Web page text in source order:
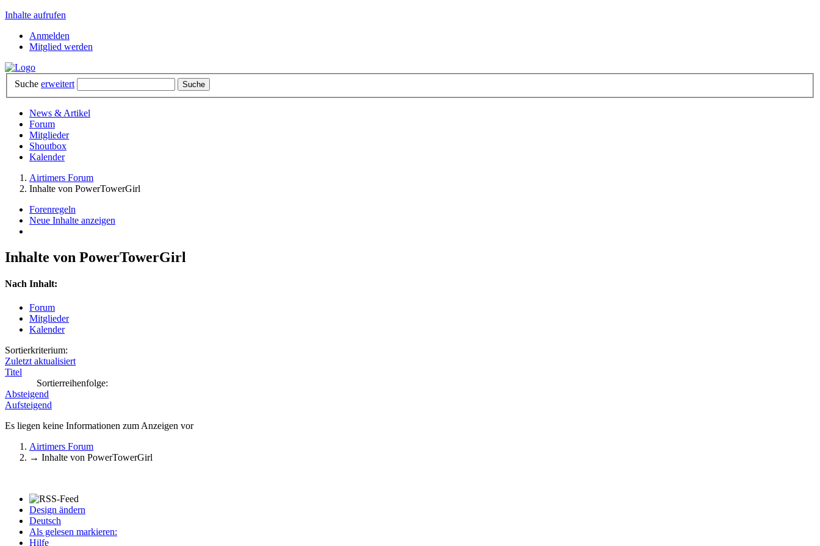
Inhalte aufrufen
Anmelden
Mitglied werden
Suche erweitert
News & Artikel
Forum
Mitglieder
Shoutbox
Kalender
Airtimers Forum
Inhalte von PowerTowerGirl
Forenregeln
Neue Inhalte anzeigen
Inhalte von PowerTowerGirl
Nach Inhalt:
Forum
Mitglieder
Kalender
Sortierkriterium:
Zuletzt aktualisiert
Titel
Sortierreihenfolge:
Absteigend
Aufsteigend
Es liegen keine Informationen zum Anzeigen vor
Airtimers Forum
→ Inhalte von PowerTowerGirl
Design ändern
Deutsch
Als gelesen markieren:
Hilfe